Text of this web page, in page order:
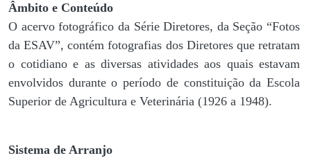
Âmbito e Conteúdo
O acervo fotográfico da Série Diretores, da Seção “Fotos
da ESAV”, contém fotografias dos Diretores que retratam
o cotidiano e as diversas atividades aos quais estavam
envolvidos durante o período de constituição da Escola
Superior de Agricultura e Veterinária (1926 a 1948).
Sistema de Arranjo